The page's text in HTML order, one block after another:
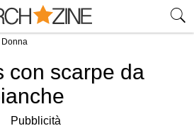
con scarpe da
Pubblicità